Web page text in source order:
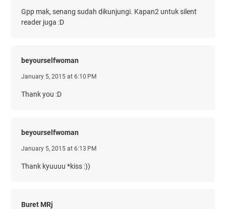
Gpp mak, senang sudah dikunjungi. Kapan2 untuk silent
reader juga :D
beyourselfwoman
January 5, 2015 at 6:10 PM
Thank you :D
beyourselfwoman
January 5, 2015 at 6:13 PM
Thank kyuuuu *kiss :))
Buret MRj